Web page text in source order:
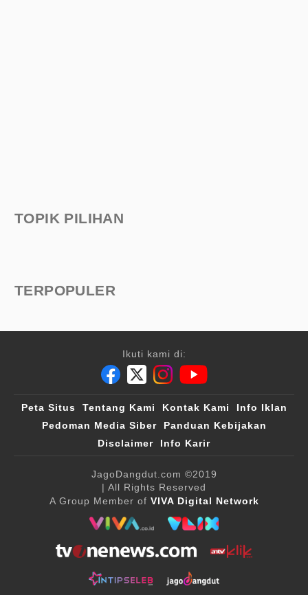
TOPIK PILIHAN
TERPOPULER
Ikuti kami di:
Peta Situs Tentang Kami Kontak Kami
Info Iklan
Pedoman Media Siber
Panduan Kebijakan
Disclaimer
Info Karir
JagoDangdut.com ©2019
| All Rights Reserved
A Group Member of VIVA Digital Network